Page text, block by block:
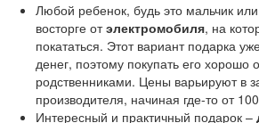
Любой ребенок, будь это мальчик
восторге отэлектромобиля, на
покататься. Этот вариант подарка
денег, поэтому покупать его хорошо
родственниками. Цены варьируют в
производителя, начиная где-то от
Интересный и практичный подарок –